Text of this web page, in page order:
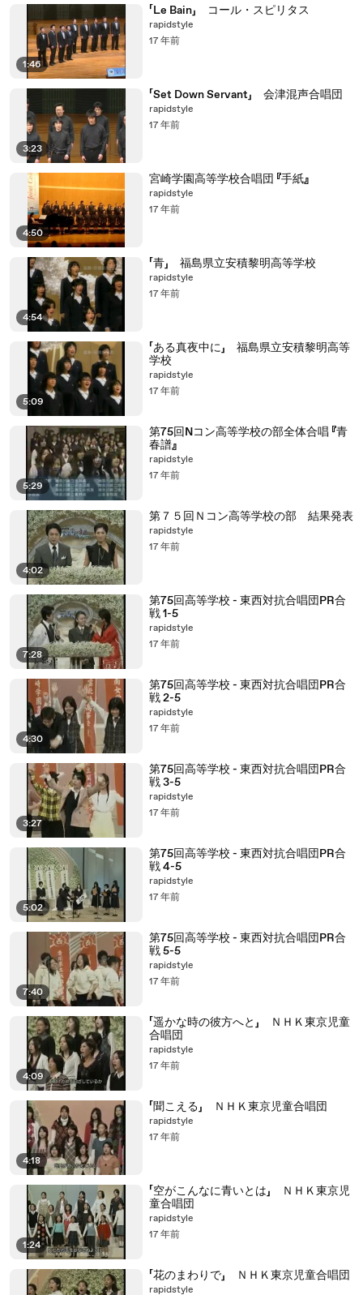
1:46
「Le Bain」 コール・スピリタス
rapidstyle
17 年前
3:23
「Set Down Servant」 会津混声合唱団
rapidstyle
17 年前
4:50
宮崎学園高等学校合唱団 『手紙』
rapidstyle
17 年前
4:54
「青」 福島県立安積黎明高等学校
rapidstyle
17 年前
5:09
「ある真夜中に」 福島県立安積黎明高等
学校
rapidstyle
17 年前
5:29
第75回Nコン高等学校の部全体合唱 『青
春譜』
rapidstyle
17 年前
4:02
第７５回Ｎコン高等学校の部 結果発表
rapidstyle
17 年前
7:28
第75回高等学校 - 東西対抗合唱団PR合
戦 1-5
rapidstyle
17 年前
4:30
第75回高等学校 - 東西対抗合唱団PR合
戦 2-5
rapidstyle
17 年前
3:27
第75回高等学校 - 東西対抗合唱団PR合
戦 3-5
rapidstyle
17 年前
5:02
第75回高等学校 - 東西対抗合唱団PR合
戦 4-5
rapidstyle
17 年前
7:40
第75回高等学校 - 東西対抗合唱団PR合
戦 5-5
rapidstyle
17 年前
4:09
「遥かな時の彼方へと」 ＮＨＫ東京児童
合唱団
rapidstyle
17 年前
4:18
「聞こえる」 ＮＨＫ東京児童合唱団
rapidstyle
17 年前
1:24
「空がこんなに青いとは」 ＮＨＫ東京児
童合唱団
rapidstyle
17 年前
「花のまわりで」 ＮＨＫ東京児童合唱団
rapidstyle